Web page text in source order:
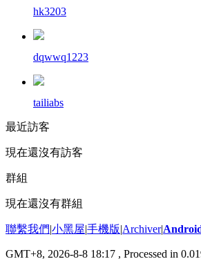
hk3203
dqwwq1223
tailiabs
最近訪客
現在還沒有訪客
群組
現在還沒有群組
聯繫我們|小黑屋|手機版|Archiver|
GMT+8, 2026-8-8 18:17 , Processed in